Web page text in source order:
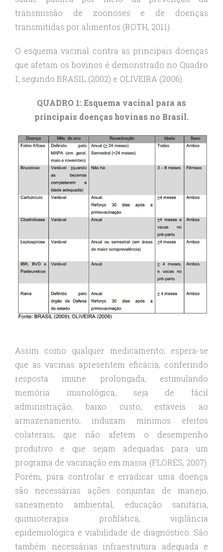
transmissão de zoonoses e de doenças
transmitidas por alimentos (ROTH, 2011).
O esquema vacinal contra as principais doenças
que afetam os bovinos é demonstrado no Quadro
1, segundo BRASIL (2002) e OLIVEIRA (2006).
QUADRO 1: Esquema vacinal para as
principais doenças bovinas no Brasil.
Assim como qualquer medicamento, espera-se
que as vacinas apresentem eficácia, conferindo
resposta imune prolongada, estimulando
memória imunológica, seja de fácil
administração, baixo custo, estáveis ao
armazenamento, induzam mínimos efeitos
colaterais, que não afetem o desempenho
produtivo e que sejam adequadas para um
programa de vacinação em massa (FLORES, 2007).
Porém, para controlar e erradicar uma doença
são necessárias ações conjuntas de manejo,
saneamento ambiental, educação sanitária,
quimioterapia profilática, vigilância
epidemiológica e viabilidade de diagnóstico. São
também necessárias infraestrutura adequada e